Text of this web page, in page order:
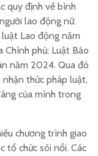
quy định về bình
lao động nữ.
Lao động năm
phủ; Luật Bảo
năm 2024. Qua đó
thức pháp luật,
của mình trong
chương trình giao
tổ chức sôi nổi. Các